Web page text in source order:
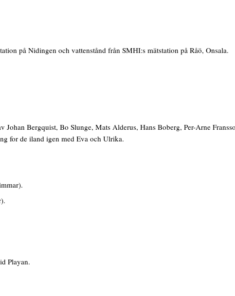
på Nidingen och vattenstånd från SMHI:s mätstation på Råö, Onsala.
Bergquist, Bo Slunge, Mats Alderus, Hans Boberg, Per-Arne
for de iland igen med Eva och Ulrika.
Playan.